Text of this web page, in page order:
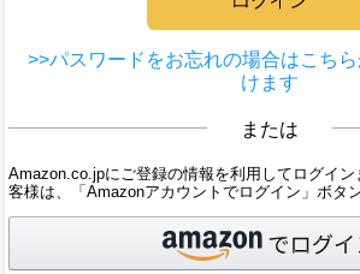
>>パスワードをお忘れの場合はこち
けます
または
Amazon.co.jpにご登録の情報を利用してログイ
客様は、「Amazonアカウントでログイン」ボタ